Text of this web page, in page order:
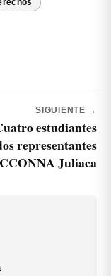
SIGUIENTE →
estudiantes
representantes
CCONNA Juliaca